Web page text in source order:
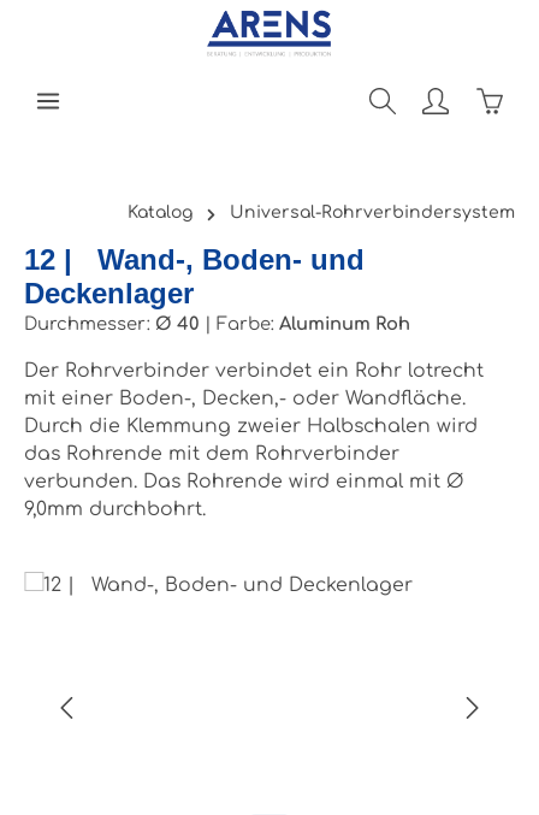
Zum Hauptinhalt springen
Katalog Universal-Rohrverbindersystem
12 | Wand-, Boden- und
Deckenlager
Durchmesser: Ø 40 Farbe: Aluminum Roh
Der Rohrverbinder verbindet ein Rohr lotrecht
mit einer Boden-, Decken,- oder Wandfläche.
Durch die Klemmung zweier Halbschalen wird
das Rohrende mit dem Rohrverbinder
verbunden. Das Rohrende wird einmal mit Ø
9,0mm durchbohrt.
Bildergalerie überspringen